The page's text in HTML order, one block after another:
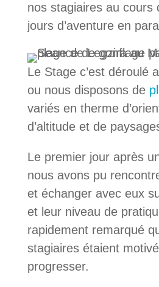
nos stagiaires au cours
jours d’aventure en
Le Stage c’est déroulé
ou nous disposons de
variés en therme
d’altitude et de
Le premier jour après
nous avons pu
et échanger avec eux
et leur niveau de
rapidement remarqué
stagiaires étaient
progresser.